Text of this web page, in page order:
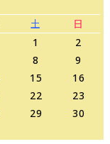
土
日
1
2
8
9
15
16
22
23
29 30